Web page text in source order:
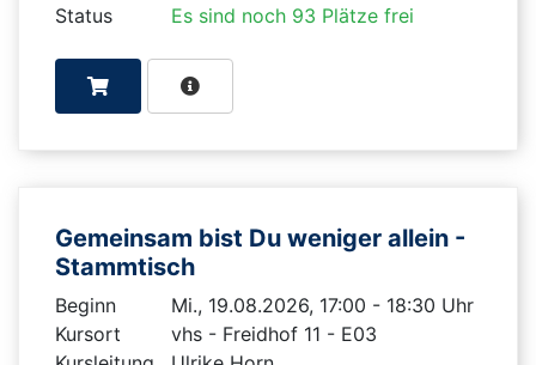
Status
Es sind noch 93 Plätze frei
Gemeinsam bist Du weniger allein -
Stammtisch
Beginn
Mi., 19.08.2026, 17:00 - 18:30 Uhr
Kursort
vhs - Freidhof 11 - E03